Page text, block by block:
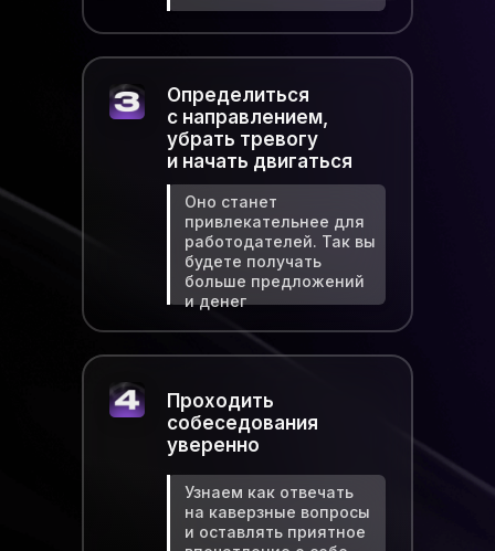
Определиться
с направлением,
убрать тревогу
и начать двигаться
Проходить
собеседования
уверенно
Узнаем как отвечать
на каверзные вопросы
и оставлять приятное
Оно станет
привлекательнее для
работодателей. Так вы
будете получать
больше предложений
и денег